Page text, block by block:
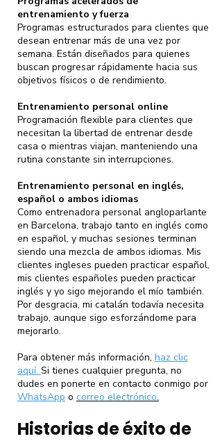
entrenamiento y fuerza
Programas estructurados para clientes que
desean entrenar más de una vez por
semana. Están diseñados para quienes
buscan progresar rápidamente hacia sus
objetivos físicos o de rendimiento.
Entrenamiento personal online
Programación flexible para clientes que
necesitan la libertad de entrenar desde
casa o mientras viajan, manteniendo una
rutina constante sin interrupciones.
Entrenamiento personal en inglés,
español o ambos idiomas
Como entrenadora personal angloparlante
en Barcelona, trabajo tanto en inglés como
en español, y muchas sesiones terminan
siendo una mezcla de ambos idiomas. Mis
clientes ingleses pueden practicar español,
mis clientes españoles pueden practicar
inglés y yo sigo mejorando el mío también.
Por desgracia, mi catalán todavía necesita
trabajo, aunque sigo esforzándome para
mejorarlo.
Para obtener más información, haz clic
aquí. Si tienes cualquier pregunta, no
dudes en ponerte en contacto conmigo por
WhatsApp o correo electrónico.
Historias de éxito de